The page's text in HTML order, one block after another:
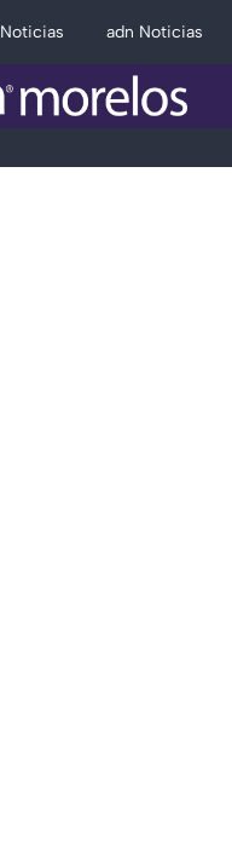
Noticias adn Noticias